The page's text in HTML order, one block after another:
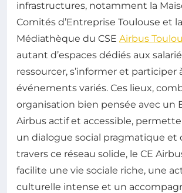
infrastructures, notamment la
Comités d’Entreprise Toulouse et la
Médiathèque du CSE Airbus
autant d’espaces dédiés aux
ressourcer, s’informer et participer
événements variés. Ces lieux,
organisation bien pensée avec un
Airbus actif et accessible,
un dialogue social pragmatique et
travers ce réseau solide, le CE
facilite une vie sociale riche, une
culturelle intense et un